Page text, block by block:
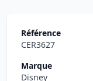
Référence
CER3627
Marque
Disney